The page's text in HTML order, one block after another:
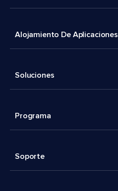
Alojamiento De Aplicaciones
Soluciones
Programa
Soporte